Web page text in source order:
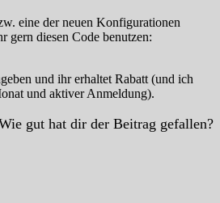
eine der neuen Konfigurationen
gern diesen Code benutzen:
und ihr erhaltet Rabatt (und ich
und aktiver Anmeldung).
gut hat dir der Beitrag gefallen?